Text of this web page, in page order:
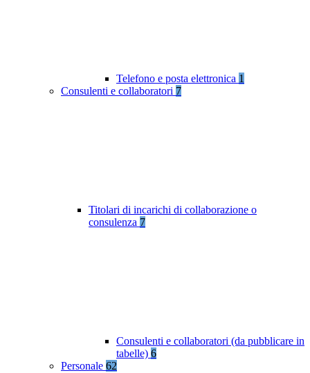
Telefono e posta elettronica 1
Consulenti e collaboratori 7
Titolari di incarichi di collaborazione o
consulenza 7
Consulenti e collaboratori (da pubblicare in
tabelle) 6
Personale 62